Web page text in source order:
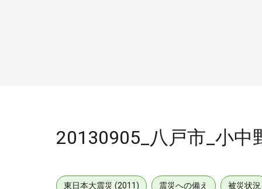
20130905_八戸市_小中
東日本大震災 (2011) 震災への備え 被災状況